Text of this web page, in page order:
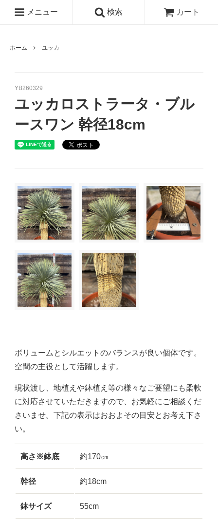
メニュー 検索 カート
ホーム ユッカ
YB260329
ユッカロストラータ・ブル
ースワン 幹径18cm
ボリュームとシルエットのバランスが良い個体です。
空間の主役として活躍します。
現状渡し、地植えや鉢植え等の様々なご要望にも柔軟
に対応させていただきますので、お気軽にご相談くだ
さいませ。下記の表示はおおよその目安とお考え下さ
い。
高さ※鉢底 約170㎝
幹径 約18cm
鉢サイズ 55cm